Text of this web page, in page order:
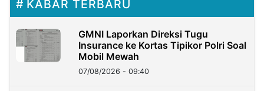
KABAR TERBARU
GMNI Laporkan Direksi Tugu
Insurance ke Kortas Tipikor Polri Soal
Mobil Mewah
07/08/2026 - 09:40